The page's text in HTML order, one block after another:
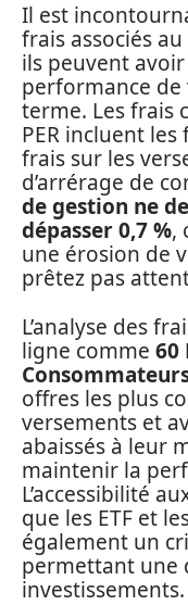
Il est
frais associés
ils peuvent
performance
terme. Les frais
PER incluent
frais sur les
d’arrérage de
de gestion ne
dépasser 0,7 %,
une érosion de
prêtez pas
L’analyse des
ligne comme 60
offres les plus
versements et
abaissés à leur
maintenir la
L’accessibilité
que les ETF et
également un
permettant une
investissements.